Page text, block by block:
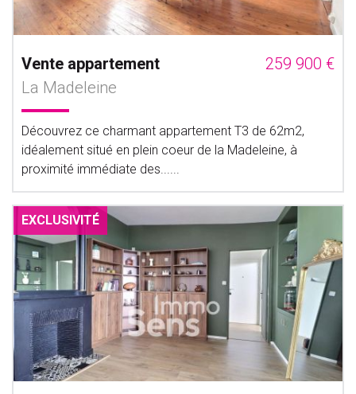
Vente appartement
259 900 €
La Madeleine
Découvrez ce charmant appartement T3 de 62m2,
idéalement situé en plein coeur de la Madeleine, à
proximité immédiate des......
EXCLUSIVITÉ